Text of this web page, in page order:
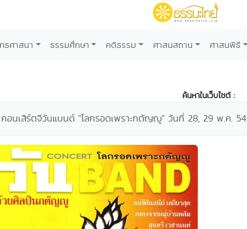
ธศาสนา ธรรมศึกษา คติธรรม ศาสนสถาน ศาสนพิธี
ค้นหาในเว็บไซต์ :
อนเสิร์ตจีวันแบนด์ "โลกรอดเพราะกตัญญู" วันที่ 28, 29 พ.ค. 54